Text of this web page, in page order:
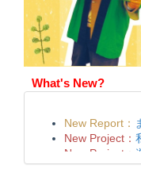
What's New?